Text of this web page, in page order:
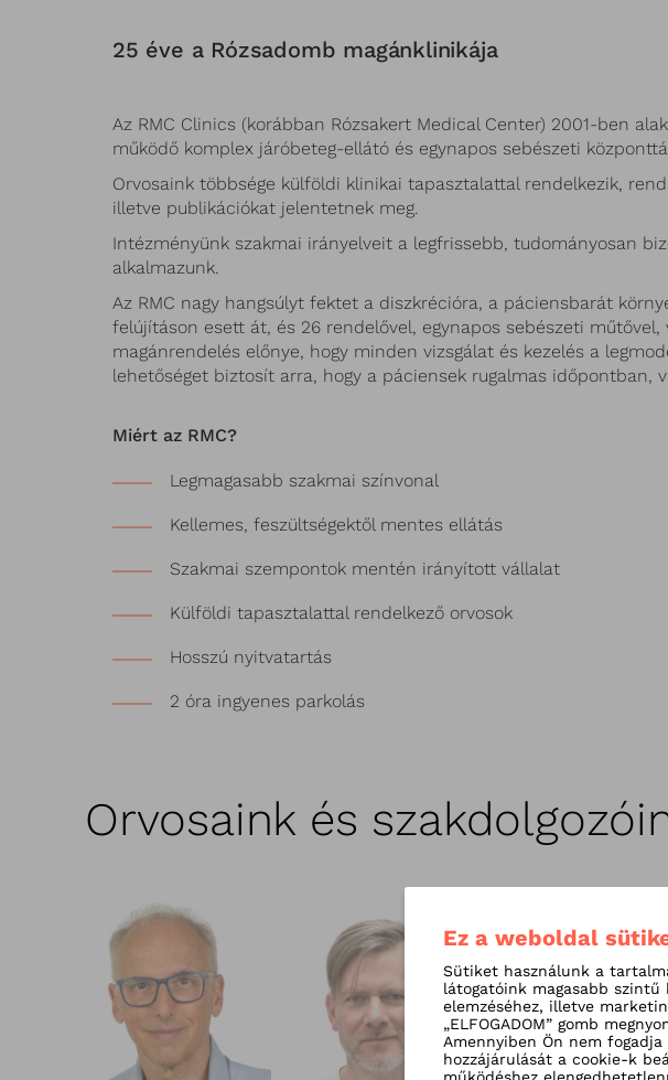
25 éve a Rózsadomb magánklinikája
Az RMC Clinics (korábban Rózsakert Medical Center) 2001-ben
működő komplex járóbeteg-ellátó és egynapos sebészeti
Orvosaink többsége külföldi klinikai tapasztalattal rendelkezik,
illetve publikációkat jelentetnek meg.
Intézményünk szakmai irányelveit a legfrissebb, tudományosan
alkalmazunk.
Az RMC nagy hangsúlyt fektet a diszkrécióra, a páciensbarát
felújításon esett át, és 26 rendelővel, egynapos sebészeti
magánrendelés előnye, hogy minden vizsgálat és kezelés a
lehetőséget biztosít arra, hogy a páciensek rugalmas időpontban,
Miért az RMC?
Legmagasabb szakmai színvonal
Kellemes, feszültségektől mentes ellátás
Szakmai szempontok mentén irányított vállalat
Külföldi tapasztalattal rendelkező orvosok
Hosszú nyitvatartás
2 óra ingyenes parkolás
Orvosaink és
Ez a weboldal
Sütiket használunk a
látogatóink magasabb szintű
elemzéséhez, illetve
„ELFOGADOM” gomb
Amennyiben Ön nem
hozzájárulását a cookie-k